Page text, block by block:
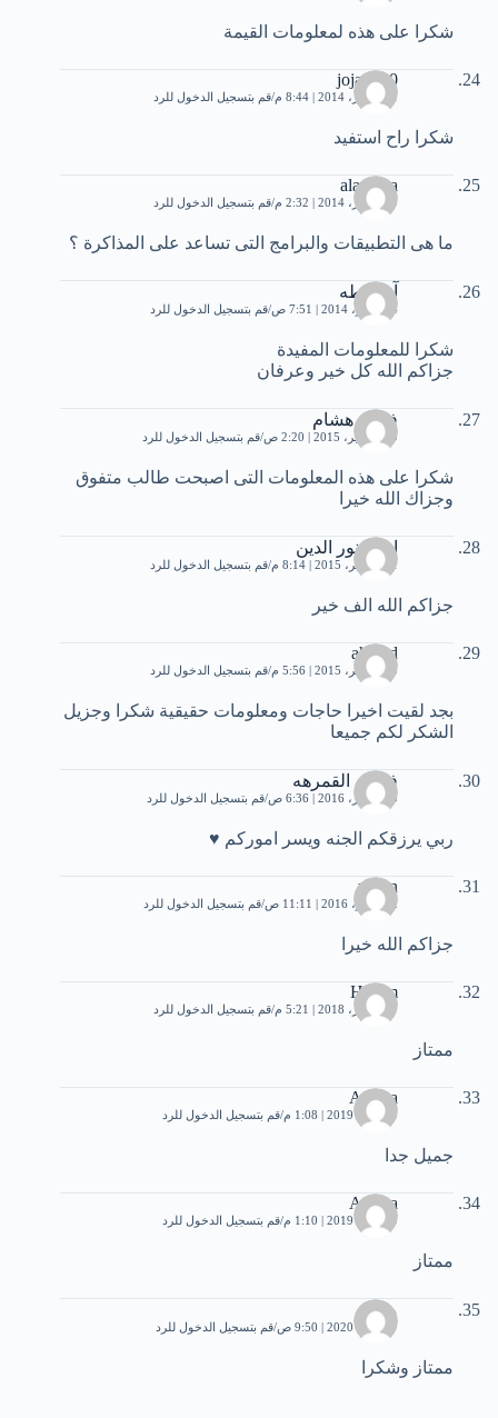
شكرا على هذه لمعلومات القيمة
joja1010
21 أكتوبر، 2014 | 8:44 م قم بتسجيل الدخول للرد
شكرا راح استفيد
alaaesaa
29 أكتوبر، 2014 | 2:32 م قم بتسجيل الدخول للرد
ما هى التطبيقات والبرامج التى تساعد على المذاكرة ؟
آمنة طه
4 نوفمبر، 2014 | 7:51 ص قم بتسجيل الدخول للرد
شكرا للمعلومات المفيدة
جزاكم الله كل خير وعرفان
فتحى هشام
29 سبتمبر، 2015 | 2:20 ص قم بتسجيل الدخول للرد
شكرا على هذه المعلومات التى اصبحت طالب متفوق
وجزاك الله خيرا
احمد نور الدين
11 نوفمبر، 2015 | 8:14 م قم بتسجيل الدخول للرد
جزاكم الله الف خير
ahmed
20 نوفمبر، 2015 | 5:56 م قم بتسجيل الدخول للرد
بجد لقيت اخيرا حاجات ومعلومات حقيقية شكرا وجزيل
الشكر لكم جميعا
فطوم القمرهه
20 أكتوبر، 2016 | 6:36 ص قم بتسجيل الدخول للرد
ربي يرزقكم الجنه ويسر اموركم ♥
yasen
2 نوفمبر، 2016 | 11:11 ص قم بتسجيل الدخول للرد
جزاكم الله خيرا
Hakim
27 أكتوبر، 2018 | 5:21 م قم بتسجيل الدخول للرد
ممتاز
Asmaa
29 مايو، 2019 | 1:08 م قم بتسجيل الدخول للرد
جميل جدا
Asmaa
29 مايو، 2019 | 1:10 م قم بتسجيل الدخول للرد
ممتاز
مهيم
27 يناير، 2020 | 9:50 ص قم بتسجيل الدخول للرد
ممتاز وشكرا